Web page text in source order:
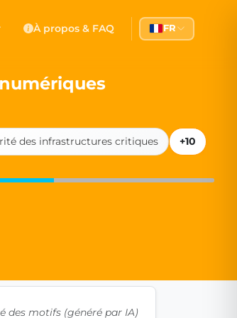
transparency, and citizen
À propos & FAQ FR
des infrastructures critiques
+10
des motifs (généré par IA)